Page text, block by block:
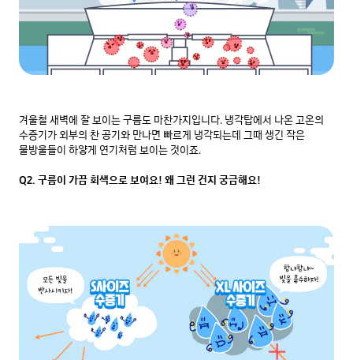
겨울철 새벽에 잘 보이는 구름도 마찬가지입니다. 냉각탑에서 나온 고온의
수증기가 외부의 찬 공기와 만나면 빠르게 냉각되는데 그때 생긴 작은
물방울들이 하얗게 연기처럼 보이는 것이죠.
Q2. 구름이 가끔 회색으로 보여요! 왜 그런 건지 궁금해요!